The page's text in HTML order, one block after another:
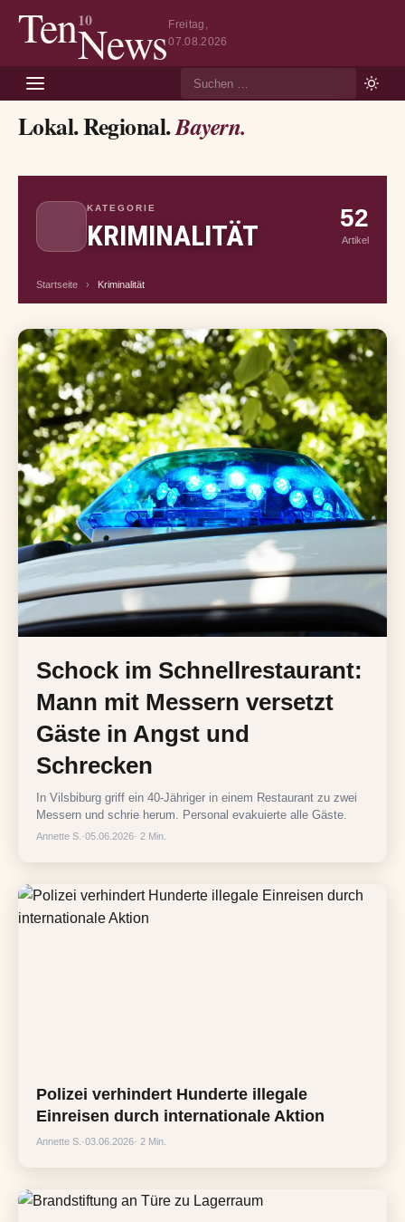
Ten10
NewsFreitag,
07.08.2026
Lokal. Regional.Bayern.
KATEGORIE
KRIMINALITÄT
52
Artikel
Startseite › Kriminalität
Schock im Schnellrestaurant:
Mann mit Messern versetzt
Gäste in Angst und
Schrecken
In Vilsbiburg griff ein 40-Jähriger in einem Restaurant zu zwei
Messern und schrie herum. Personal evakuierte alle Gäste.
Annette S. ·05.06.2026· 2 Min.
Polizei verhindert Hunderte illegale
Einreisen durch internationale Aktion
Annette S. ·03.06.2026· 2 Min.